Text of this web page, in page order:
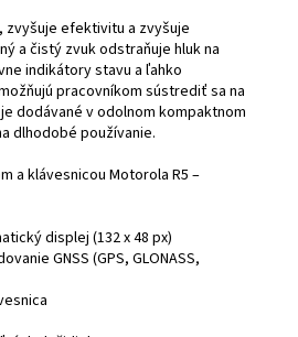
zvyšuje efektivitu a zvyšuje
a čistý zvuk odstraňuje hluk na
indikátory stavu a ľahko
pracovníkom sústrediť sa na
dodávané v odolnom kompaktnom
dlhodobé používanie.
a klávesnicou Motorola R5 –
displej (132 x 48 px)
GNSS (GPS, GLONASS,